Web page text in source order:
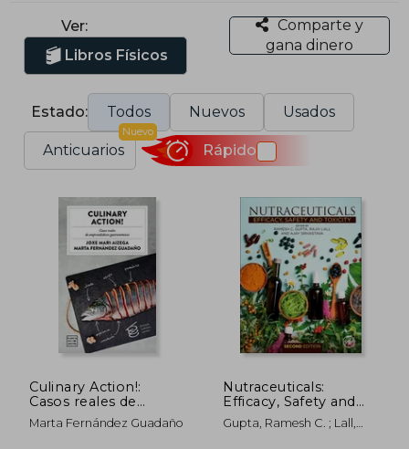
Ver:
Libros Físicos
Comparte y
gana dinero
Estado: Todos Nuevos Usados
Anticuarios
Nuevo
Rápido
Culinary Action!:
Casos reales de
emprendedores
gastronómicos
Marta Fernández Guadaño
Nutraceuticals:
Efficacy, Safety and
Toxicity (en Inglés)
Gupta, Ramesh C. ; Lall,